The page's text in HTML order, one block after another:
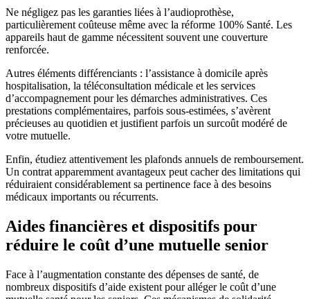
Ne négligez pas les garanties liées à l’audioprothèse,
particulièrement coûteuse même avec la réforme 100% Santé. Les
appareils haut de gamme nécessitent souvent une couverture
renforcée.
Autres éléments différenciants : l’assistance à domicile après
hospitalisation, la téléconsultation médicale et les services
d’accompagnement pour les démarches administratives. Ces
prestations complémentaires, parfois sous-estimées, s’avèrent
précieuses au quotidien et justifient parfois un surcoût modéré de
votre mutuelle.
Enfin, étudiez attentivement les plafonds annuels de remboursement.
Un contrat apparemment avantageux peut cacher des limitations qui
réduiraient considérablement sa pertinence face à des besoins
médicaux importants ou récurrents.
Aides financières et dispositifs pour
réduire le coût d’une mutuelle senior
Face à l’augmentation constante des dépenses de santé, de
nombreux dispositifs d’aide existent pour alléger le coût d’une